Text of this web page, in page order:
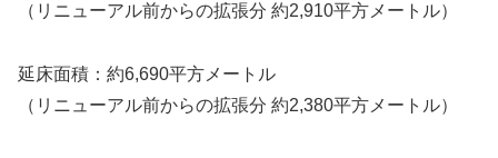
（リニューアル前からの拡張分 約2,910平方メートル）
延床面積：約6,690平方メートル
（リニューアル前からの拡張分 約2,380平方メートル）